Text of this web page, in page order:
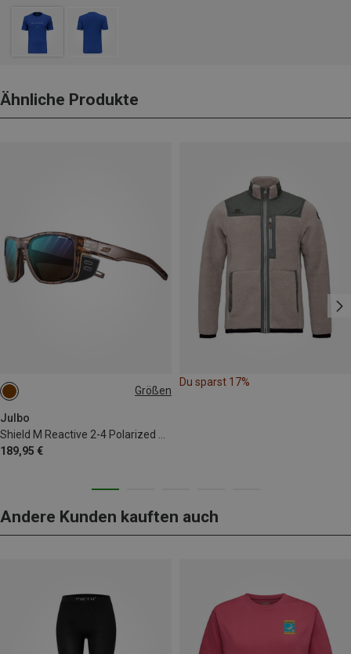
Ähnliche Produkte
Größen
Julbo
189,95 €
M
Du sparst 17%
Andere Kunden kauften auch